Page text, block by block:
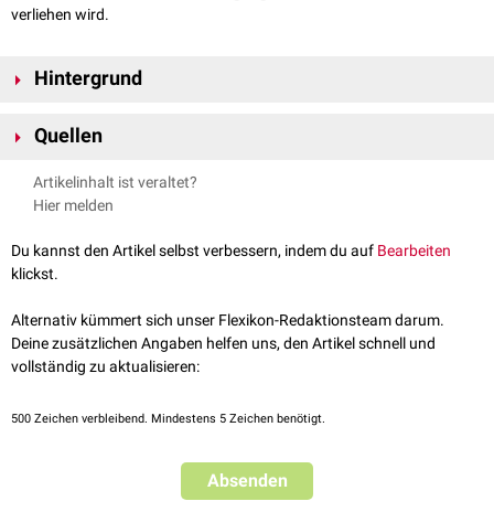
verliehen wird.
Hintergrund
Bachelor-Abschluss in Hebammenwesen oder ein Diplom einer
ausländischer Bildungsabschluss.
Das außerordentliche Masterstudium dauert 5 Semester und umfasst
Quellen
fh gesundheit. health university of applied sciences:
Practice Midwifery Masterstudium
Artikelinhalt ist veraltet?
Hier melden
Du kannst den Artikel selbst verbessern, indem du auf Bearbeiten
klickst.
Alternativ kümmert sich unser Flexikon-Redaktionsteam darum.
Deine zusätzlichen Angaben helfen uns, den Artikel schnell und
vollständig zu aktualisieren:
500 Zeichen verbleibend. Mindestens 5 Zeichen benötigt.
Absenden